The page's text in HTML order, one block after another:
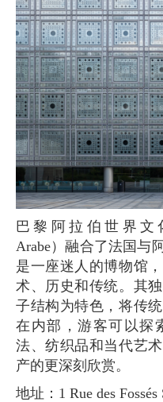
巴黎阿拉伯世界文化中心（Institut du Monde
Arabe）融合了法国与
是一座迷人的博物馆
术、历史和传统。其
子结构为特色，将传
在内部，游客可以探
法、纺织品和当代艺
产的更深刻欣赏。
地址：1 Rue des